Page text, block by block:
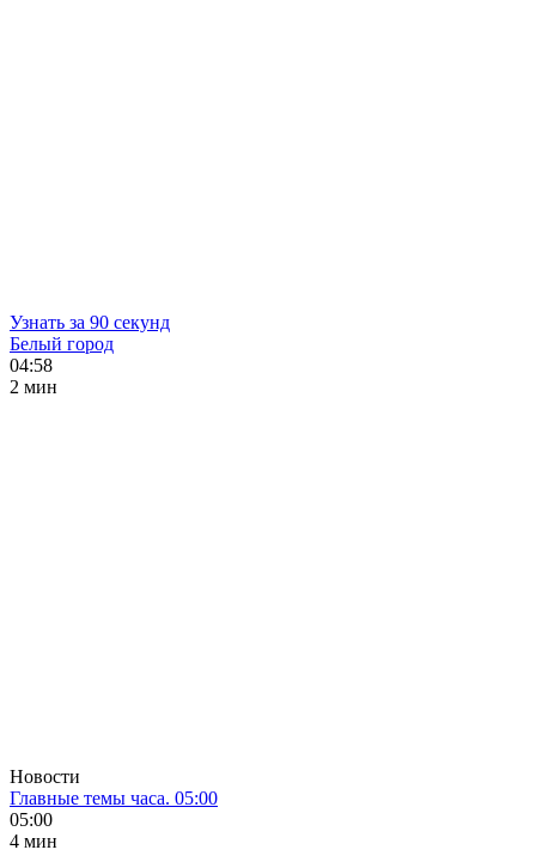
Узнать за 90 секунд
Белый город
04:58
2 мин
Новости
Главные темы часа. 05:00
05:00
4 мин